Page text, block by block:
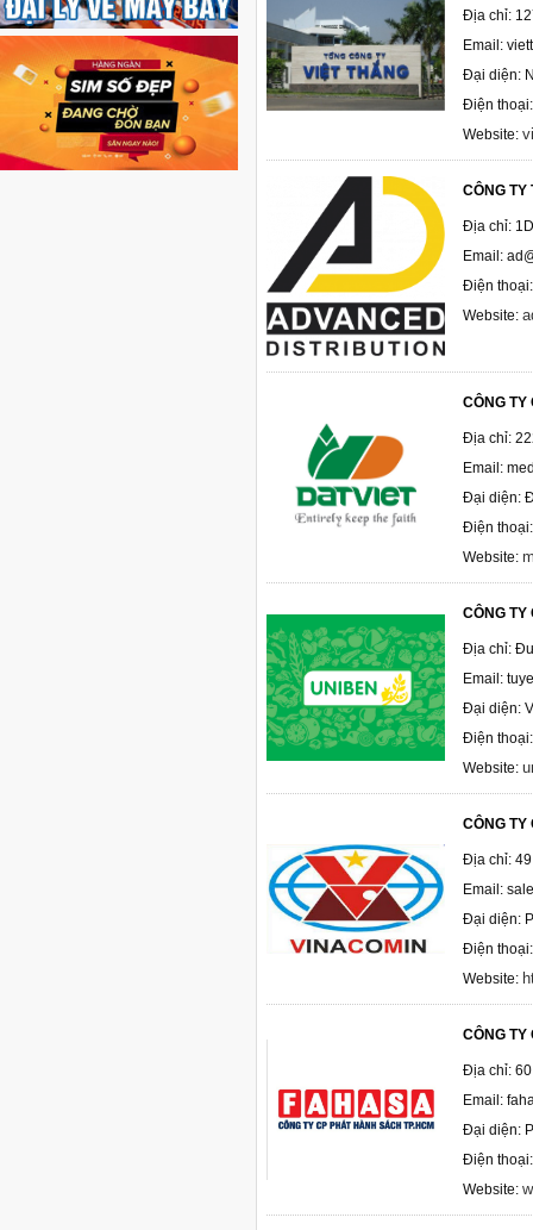
Địa chỉ:
Email:
Đại diện:
Điện
Website:
CÔNG TY
Địa chỉ:
Email:
Điện
Website:
CÔNG TY
Địa chỉ:
Email:
Đại diện:
Điện
Website:
CÔNG TY
Địa chỉ:
Email:
Đại diện:
Điện
Website:
CÔNG TY
Địa chỉ: 49
Email:
Đại diện:
Điện
Website:
CÔNG TY
Địa chỉ: 60
Email:
Đại diện:
Điện
Website: